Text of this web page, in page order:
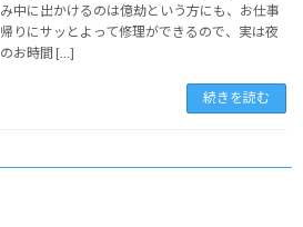
み中に出かけるのは億劫という方にも、お仕事
帰りにサッとよって修理ができるので、実は夜
のお時間 […]
続きを読む